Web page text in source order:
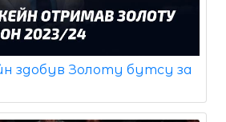
здобув Золоту бутсу за